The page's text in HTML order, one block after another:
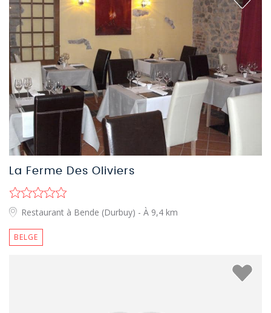
La Ferme Des Oliviers
Restaurant à Bende (Durbuy) - À 9,4 km
BELGE